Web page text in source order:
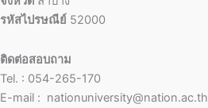
รหัสไปรษณีย์ 52000
ติดต่อสอบถาม
Tel. : 054-265-170
E-mail : nationuniversity@nation.ac.th